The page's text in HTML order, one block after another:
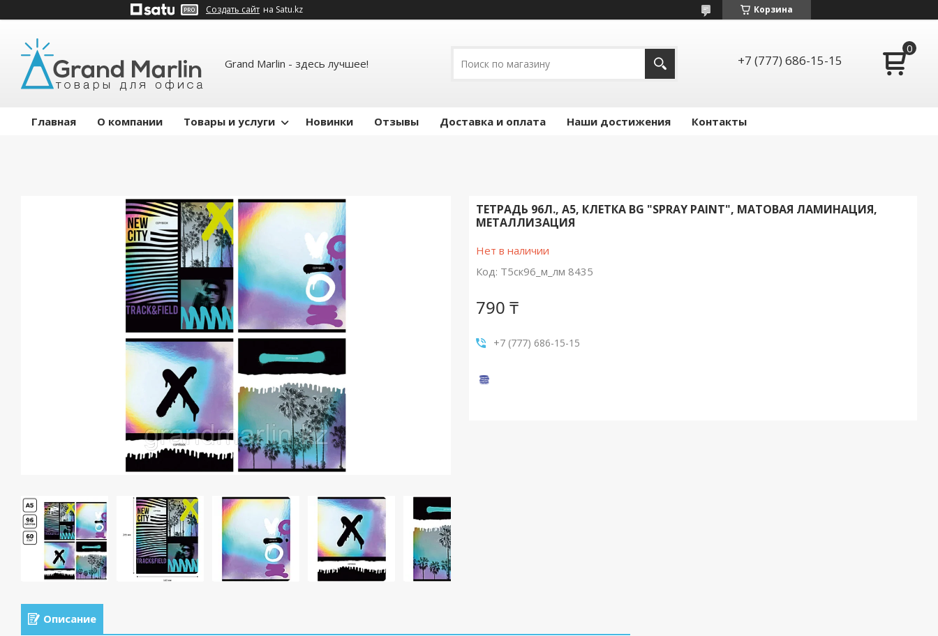
Создать сайт на Satu.kz Корзина
Grand Marlin - здесь лучшее! +7 (777) 686-15-15
Главная О компании Товары и услуги Новинки Отзывы Доставка и оплата Наши достижения Контакты
ТЕТРАДЬ 96Л., А5, КЛЕТКА BG "SPRAY PAINT", МАТОВАЯ ЛАМИНАЦИЯ,
МЕТАЛЛИЗАЦИЯ
Нет в наличии
Код: Т5ск96_м_лм 8435
790 ₸
+7 (777) 686-15-15
Описание